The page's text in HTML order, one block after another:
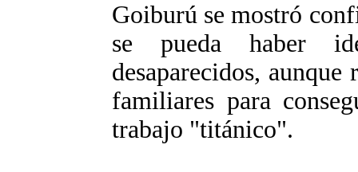
Goiburú se mostró
se pueda haber
desaparecidos,
familiares para
trabajo "titánico".